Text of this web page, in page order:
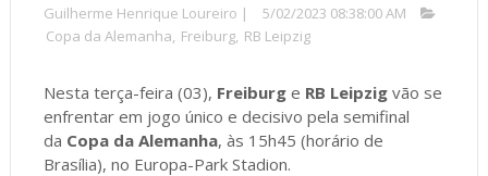
Guilherme Henrique Loureiro |
5/02/2023 08:38:00 AM
Copa da Alemanha, Freiburg, RB Leipzig
Nesta terça-feira (03), Freiburg e RB Leipzig vão se
enfrentar em jogo único e decisivo pela semifinal
da Copa da Alemanha, às 15h45 (horário de
Brasília), no Europa-Park Stadion.